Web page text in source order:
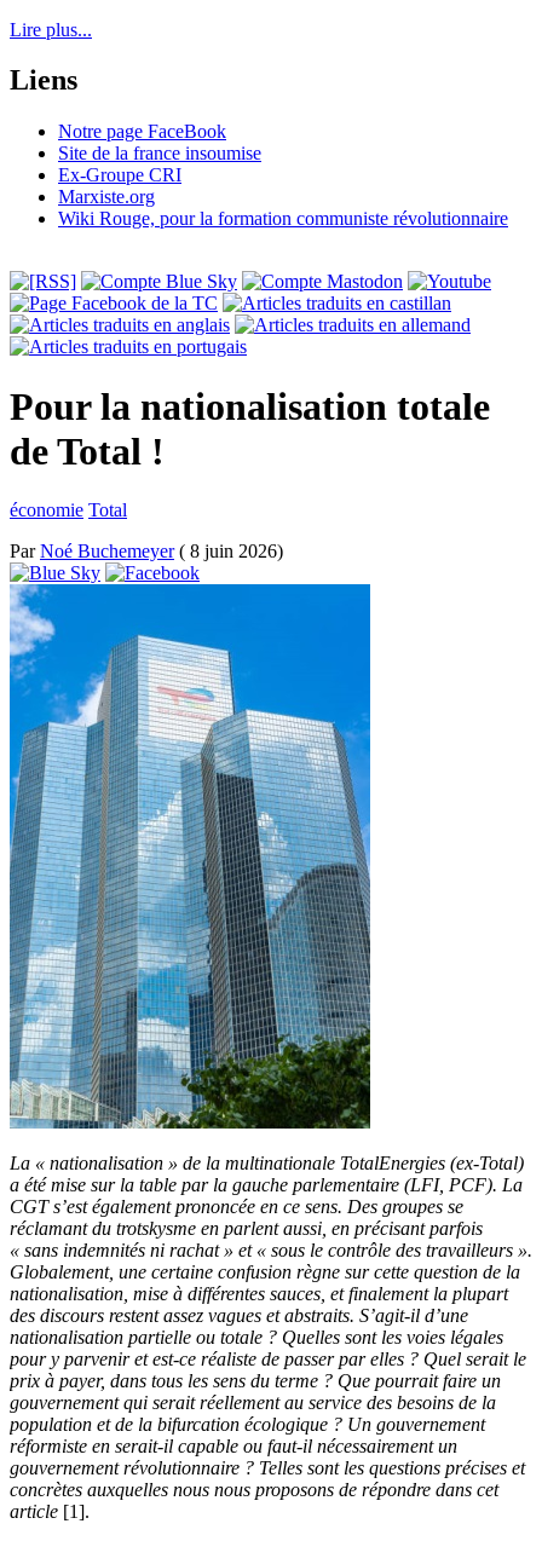
Lire plus...
Liens
Notre page FaceBook
Site de la france insoumise
Ex-Groupe CRI
Marxiste.org
Wiki Rouge, pour la formation communiste révolutionnaire
Pour la nationalisation totale
de Total !
économie Total
ParNoé Buchemeyer( 8 juin 2026)
La « nationalisation » de la multinationale TotalEnergies (ex-Total)
a été mise sur la table par la gauche parlementaire (LFI, PCF). La
CGT s’est également prononcée en ce sens. Des groupes se
réclamant du trotskysme en parlent aussi, en précisant parfois
« sans indemnités ni rachat » et « sous le contrôle des travailleurs ».
Globalement, une certaine confusion règne sur cette question de la
nationalisation, mise à différentes sauces, et finalement la plupart
des discours restent assez vagues et abstraits. S’agit-il d’une
nationalisation partielle ou totale ? Quelles sont les voies légales
pour y parvenir et est-ce réaliste de passer par elles ? Quel serait le
prix à payer, dans tous les sens du terme ? Que pourrait faire un
gouvernement qui serait réellement au service des besoins de la
population et de la bifurcation écologique ? Un gouvernement
réformiste en serait-il capable ou faut-il nécessairement un
gouvernement révolutionnaire ? Telles sont les questions précises et
concrètes auxquelles nous nous proposons de répondre dans cet
article [1].